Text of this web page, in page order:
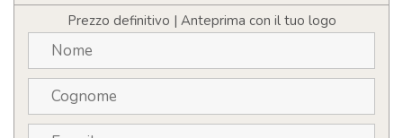
Prezzo definitivo | Anteprima con il tuo logo